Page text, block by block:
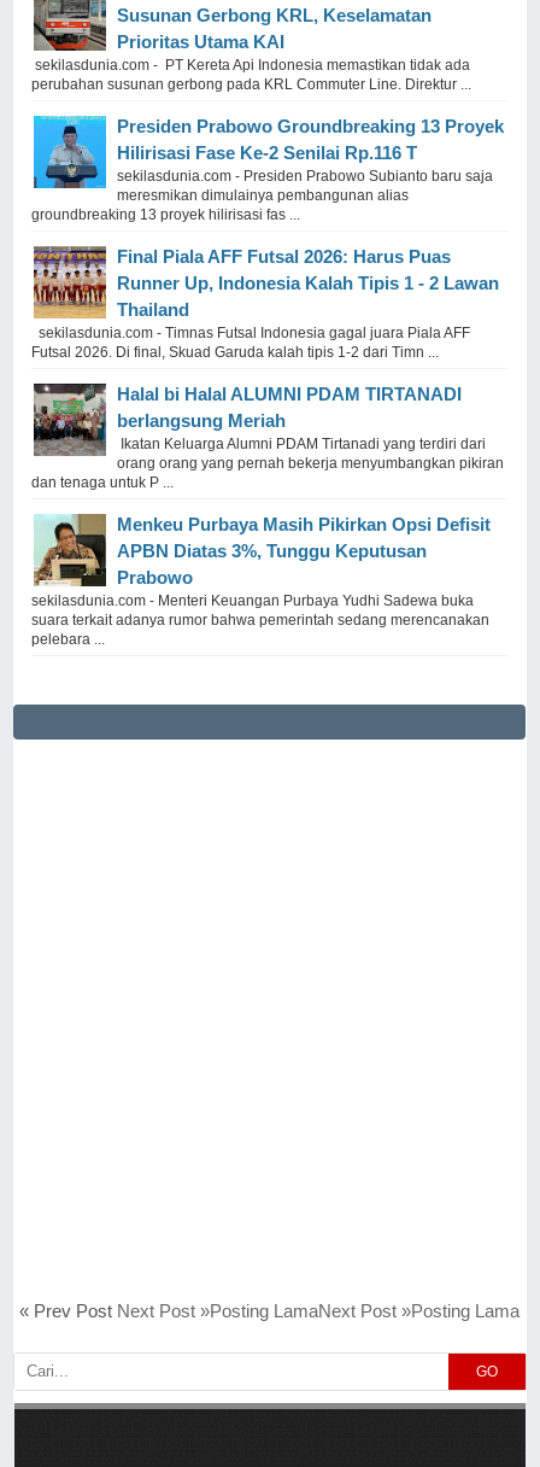
Susunan Gerbong KRL, Keselamatan
Prioritas Utama KAI
sekilasdunia.com - PT Kereta Api Indonesia memastikan tidak ada
perubahan susunan gerbong pada KRL Commuter Line. Direktur ...
Presiden Prabowo Groundbreaking 13 Proyek
Hilirisasi Fase Ke-2 Senilai Rp.116 T
sekilasdunia.com - Presiden Prabowo Subianto baru saja
meresmikan dimulainya pembangunan alias
groundbreaking 13 proyek hilirisasi fas ...
Final Piala AFF Futsal 2026: Harus Puas
Runner Up, Indonesia Kalah Tipis 1 - 2 Lawan
Thailand
sekilasdunia.com - Timnas Futsal Indonesia gagal juara Piala AFF
Futsal 2026. Di final, Skuad Garuda kalah tipis 1-2 dari Timn ...
Halal bi Halal ALUMNI PDAM TIRTANADI
berlangsung Meriah
Ikatan Keluarga Alumni PDAM Tirtanadi yang terdiri dari
orang orang yang pernah bekerja menyumbangkan pikiran
dan tenaga untuk P ...
Menkeu Purbaya Masih Pikirkan Opsi Defisit
APBN Diatas 3%, Tunggu Keputusan
Prabowo
sekilasdunia.com - Menteri Keuangan Purbaya Yudhi Sadewa buka
suara terkait adanya rumor bahwa pemerintah sedang merencanakan
pelebara ...
« Prev Post Next Post »Posting LamaNext Post »Posting Lama
GO